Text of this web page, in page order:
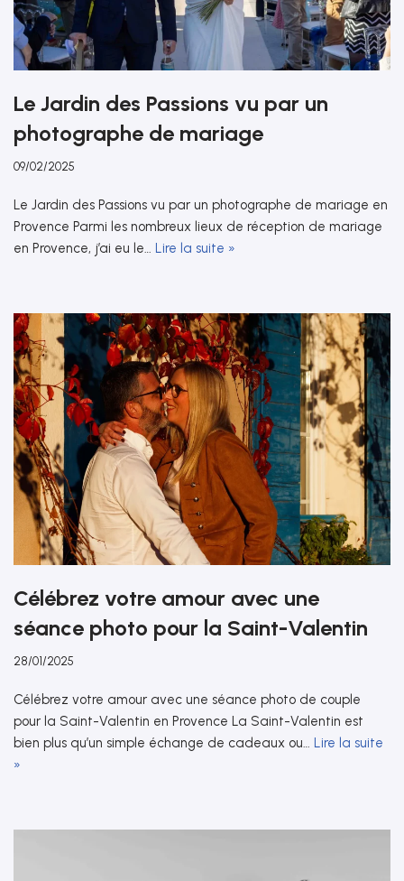
Le Jardin des Passions vu par un
photographe de mariage
09/02/2025
Le Jardin des Passions vu par un photographe de mariage en
Provence Parmi les nombreux lieux de réception de mariage
en Provence, j’ai eu le… Lire la suite »
Célébrez votre amour avec une
séance photo pour la Saint-Valentin
28/01/2025
Célébrez votre amour avec une séance photo de couple
pour la Saint-Valentin en Provence La Saint-Valentin est
bien plus qu’un simple échange de cadeaux ou… Lire la suite
»